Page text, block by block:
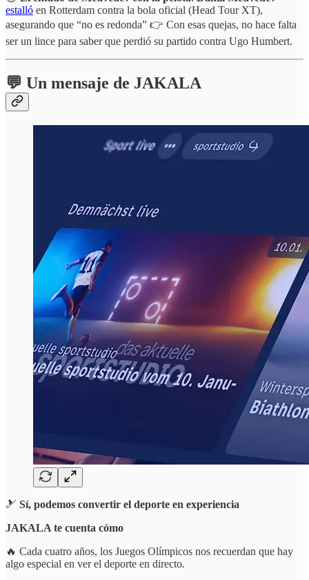
estalló en Rotterdam contra la bola oficial (Head Tour XT),
asegurando que “no es redonda” 👉 Con esas quejas, no hace falta
ser un lince para saber que perdió su partido contra Ugo Humbert.
💬 Un mensaje de JAKALA
🎿 Sí, podemos convertir el deporte en experiencia
JAKALA te cuenta cómo
🔥 Cada cuatro años, los Juegos Olímpicos nos recuerdan que hay
algo especial en ver el deporte en directo.